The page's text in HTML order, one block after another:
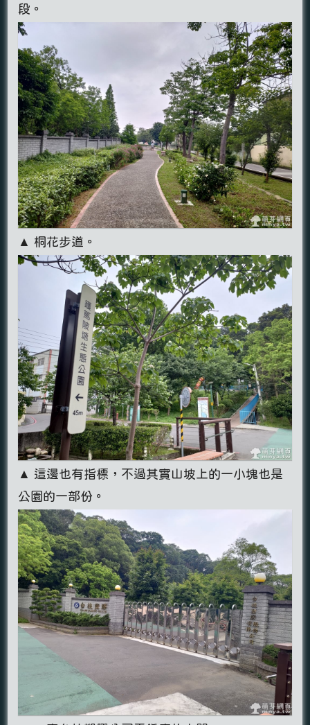
段。
▲ 桐花步道。
▲ 這邊也有指標，不過其實山坡上的一小塊也是
公園的一部份。